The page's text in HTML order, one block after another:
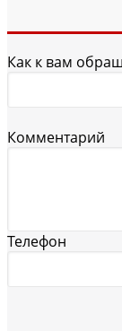
Как к вам
Комментарий
Телефон